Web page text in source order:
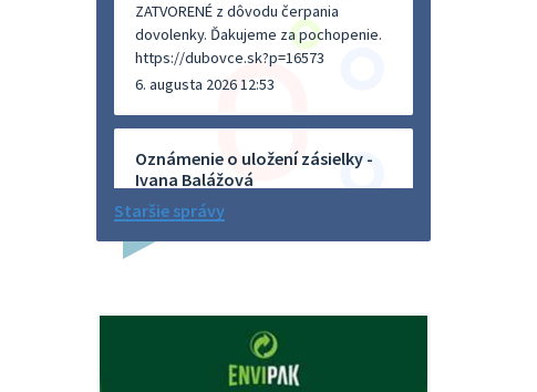
ZATVORENÉ z dôvodu čerpania
dovolenky. Ďakujeme za pochopenie.
https://dubovce.sk?p=16573
6. augusta 2026 12:53
Oznámenie o uložení zásielky -
Ivana Balážová
Na úradnej tabuli je nová výveska.
5. augusta 2026 12:38
Dovolenka - MUDr. Marián Sivoň
Ambulancia pre dospelých - MUDr.
Marián Sivoň Popudinské Močidľany
Staršie správy